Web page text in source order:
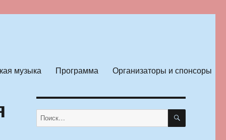
музыка Программа Организаторы и спонсоры
Искать: ПОИСК